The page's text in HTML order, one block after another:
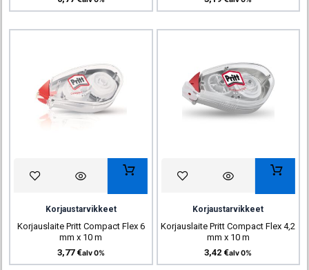
Korjaustarvikkeet
Korjauslaite Pritt Compact Flex 6
mm x 10 m
3,77 €alv 0%
Korjaustarvikkeet
Korjauslaite Pritt Compact Flex 4,2
mm x 10 m
3,42 €alv 0%